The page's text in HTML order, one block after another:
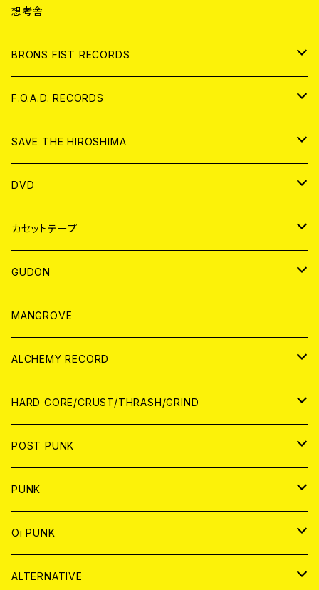
ANALOG
CD
アパレル
ANALOG
想考舎
BRONS FIST RECORDS
CD
ANALOG
F.O.A.D. RECORDS
CD
ANALOG
SAVE THE HIROSHIMA
アパレル
BADGE
DVD
JAPAN
WORLD
カセットテープ
JAPAN
WORLD
GUDON
アパレル
PATCH
アナログ
DIGITAL CONTENTS
MANGROVE
ALCHEMY RECORD
CD
ANALOG
HARD CORE/CRUST/THRASH/GRIND
JAPAN
CD
ANALOG
WORLD
CD
ANALOG
POST PUNK
CD
JAPAN
WORLD
ANALOG
JAPAN
PUNK
JAPAN
CD
WORLD
Oi PUNK
JAPAN
ALTERNATIVE